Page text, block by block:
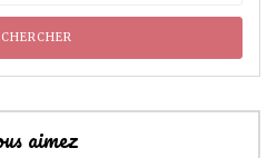
aimez